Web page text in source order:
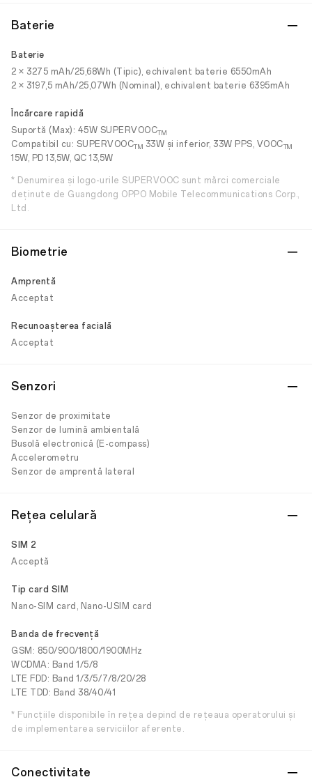
Baterie
Baterie
2 × 3275 mAh/25,68Wh (Tipic), echivalent baterie 6550mAh
2 × 3197,5 mAh/25,07Wh (Nominal), echivalent baterie 6395mAh
Încărcare rapidă
Suportă (Max): 45W SUPERVOOCTM
Compatibil cu: SUPERVOOCTM 33W și inferior, 33W PPS, VOOCTM
15W, PD 13,5W, QC 13,5W
* Denumirea și logo-urile SUPERVOOC sunt mărci comerciale
deținute de Guangdong OPPO Mobile Telecommunications Corp.,
Ltd.
Biometrie
Amprentă
Acceptat
Recunoașterea facială
Acceptat
Senzori
Senzor de proximitate
Senzor de lumină ambientală
Busolă electronică (E-compass)
Accelerometru
Senzor de amprentă lateral
Rețea celulară
SIM 2
Acceptă
Tip card SIM
Nano-SIM card, Nano-USIM card
Banda de frecvență
GSM: 850/900/1800/1900MHz
WCDMA: Band 1/5/8
LTE FDD: Band 1/3/5/7/8/20/28
LTE TDD: Band 38/40/41
* Funcțiile disponibile în rețea depind de rețeaua operatorului și
de implementarea serviciilor aferente.
Conectivitate